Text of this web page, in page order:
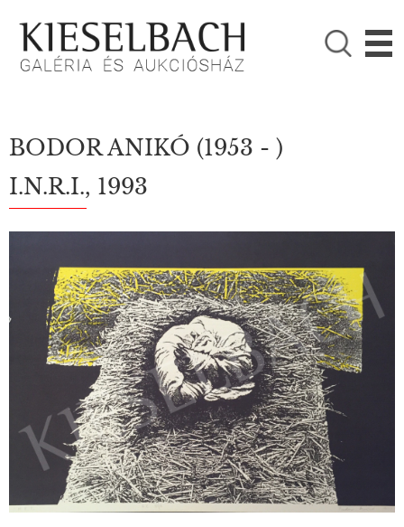

KÉRJÜK VÁLASSZON!
Festmények
BODOR ANIKÓ (1953 - )
I.N.R.I., 1993